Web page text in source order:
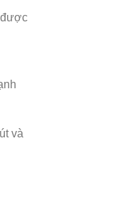
được
và